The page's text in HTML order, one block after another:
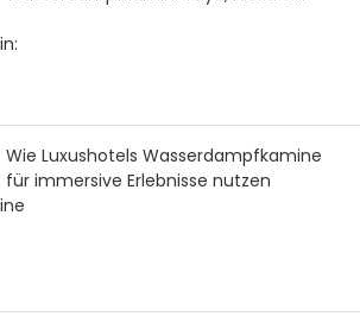
Wie Luxushotels Wasserdampfkamine
für immersive Erlebnisse nutzen